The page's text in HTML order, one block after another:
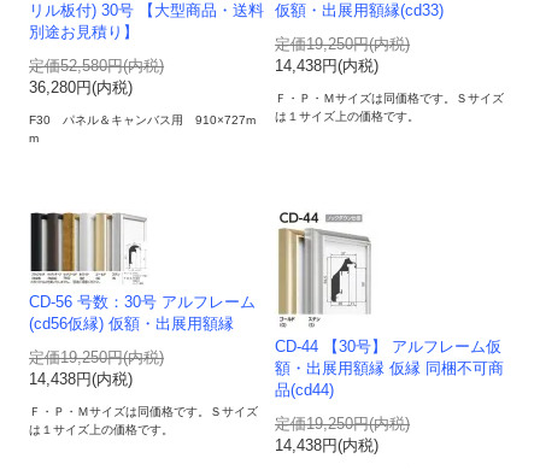
リル板付) 30号 【大型商品・送料
別途お見積り】
定価52,580円(内税)
36,280円(内税)
F30 パネル＆キャンバス用 910×727m
m
仮額・出展用額縁(cd33)
定価19,250円(内税)
14,438円(内税)
Ｆ・Ｐ・Ｍサイズは同価格です。Ｓサイズ
は１サイズ上の価格です。
CD-56 号数：30号 アルフレーム
(cd56仮縁) 仮額・出展用額縁
定価19,250円(内税)
14,438円(内税)
Ｆ・Ｐ・Ｍサイズは同価格です。Ｓサイズ
は１サイズ上の価格です。
CD-44 【30号】 アルフレーム仮
額・出展用額縁 仮縁 同梱不可商
品(cd44)
定価19,250円(内税)
14,438円(内税)